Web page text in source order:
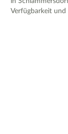
Verfügbarkeit